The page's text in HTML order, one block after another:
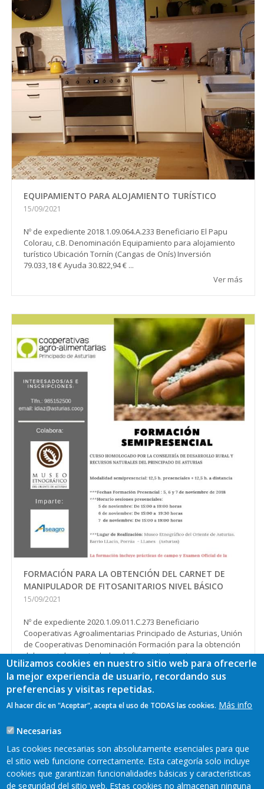
EQUIPAMIENTO PARA ALOJAMIENTO TURÍSTICO
15/09/2021
Nº de expediente 2018.1.09.064.A.233 Beneficiario El Papu
Colorau, c.B. Denominación Equipamiento para alojamiento
turístico Ubicación Tornín (Cangas de Onís) Inversión
79.033,18 € Ayuda 30.822,94 € ...
Ver más
FORMACIÓN PARA LA OBTENCIÓN DEL CARNET DE
MANIPULADOR DE FITOSANITARIOS NIVEL BÁSICO
15/09/2021
Nº de expediente 2020.1.09.011.C.273 Beneficiario
Cooperativas Agroalimentarias Principado de Asturias, Unión
de Cooperativas Denominación Formación para la obtención
del carnet de manipulador de fitosanitarios niv...
Ver más
Paginación
actual
Última
página
Último »
Más
Utilizamos cookies en nuestro sitio web para ofrecerle
la mejor experiencia de usuario, recordando sus
preferencias y visitas repetidas.
Al hacer clic en "Aceptar", acepta el uso de TODAS las cookies. Más info
Necesarias
Las cookies necesarias son absolutamente esenciales para que
el sitio web funcione correctamente. Esta categoría solo incluye
cookies que garantizan funcionalidades básicas y características
de seguridad del sitio web. Estas cookies no almacenan ninguna